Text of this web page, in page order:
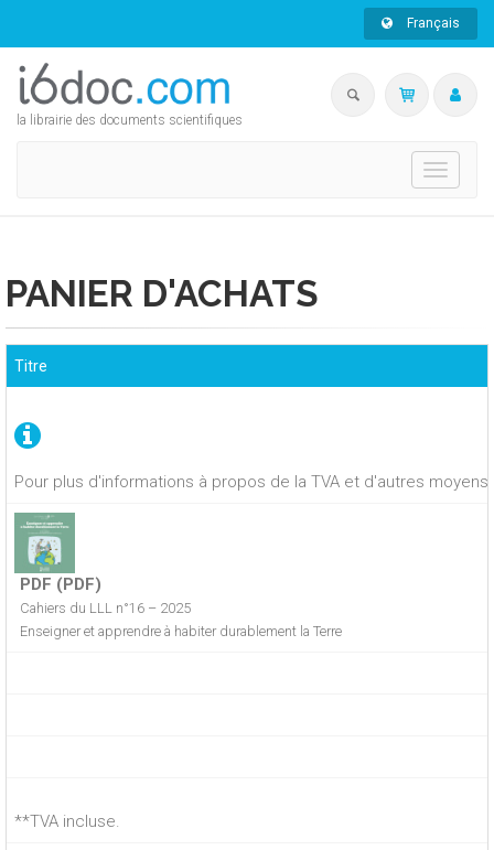
Français
la librairie des documents scientifiques
Toggle
PANIER D'ACHATS
Pour plus d'informations à propos de la TVA et d'autres
Titre
PDF (PDF)
Cahiers du LLL n°16 – 2025
Enseigner et apprendre à habiter durablement la Terre
**TVA incluse.